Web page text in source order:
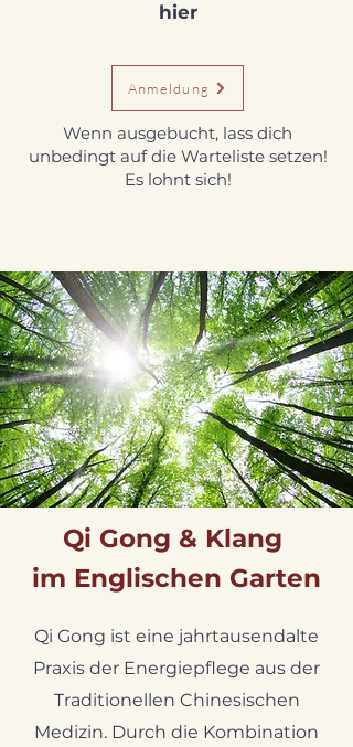
hier
Wenn ausgebucht, lass dich
unbedingt auf die Warteliste setzen!
Es lohnt sich!
Anmeldung
Qi Gong ist eine jahrtausendalte
Praxis der Energiepflege aus der
Traditionellen Chinesischen
Medizin. Durch die Kombination
Qi Gong & Klang
im Englischen Garten